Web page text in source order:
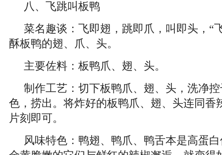
八、飞跳叫板鸭
菜名趣谈：飞即翅，跳即爪，叫即头，“
酥板鸭的翅、爪、头。
主要佐料：板鸭爪、翅、头。
制作工艺：切下板鸭爪、翅、头，洗净
色，捞出。将炸好的板鸭爪、翅、头连同香
片刻即可。
风味特色：鸭翅、鸭爪、鸭舌本是高蛋